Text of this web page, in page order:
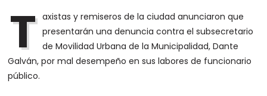
T axistas y remiseros de la ciudad anunciaron que
presentarán una denuncia contra el subsecretario
de Movilidad Urbana de la Municipalidad, Dante
Galván, por mal desempeño en sus labores de funcionario
público.